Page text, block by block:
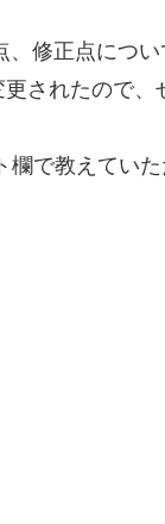
修正点につい
されたので、
欄で教えてい